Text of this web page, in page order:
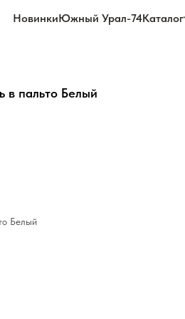
НовинкиЮжный Урал-74Каталог
в пальто Белый
Белый